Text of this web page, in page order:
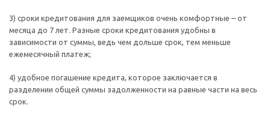
3) сроки кредитования для заемщиков очень комфортные – от
месяца до 7 лет. Разные сроки кредитования удобны в
зависимости от суммы, ведь чем дольше срок, тем меньше
ежемесячный платеж;
4) удобное погашение кредита, которое заключается в
разделении общей суммы задолженности на равные части на весь
срок.